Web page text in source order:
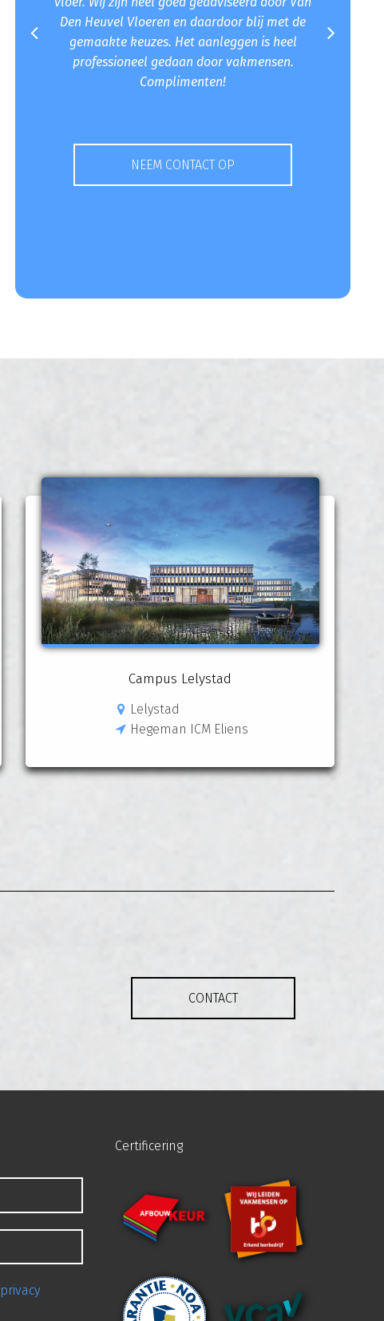
Een hele mooi warme uitstraling geeft het in
onze woning. Daarnaast is deze super netjes
gelegd. Zeker een aanrader voor iedereen die
opzoek is naar een betonlook vloer.
Campus Lelystad
Lelystad
Hegeman ICM Eliens
CONTACT
privacy
Certificering